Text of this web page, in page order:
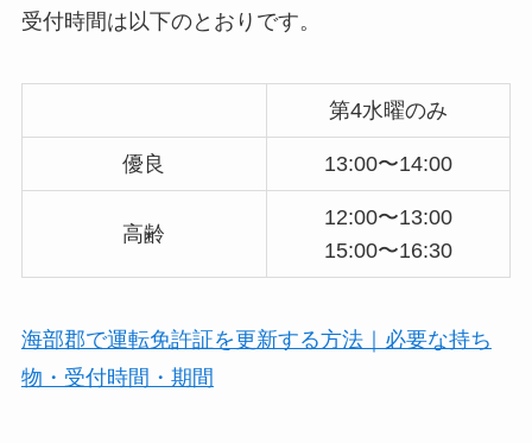
受付時間は以下のとおりです。
第4水曜のみ
優良 13:00〜14:00
高齢
12:00〜13:00
15:00〜16:30
海部郡で運転免許証を更新する方法｜必要な持ち
物・受付時間・期間